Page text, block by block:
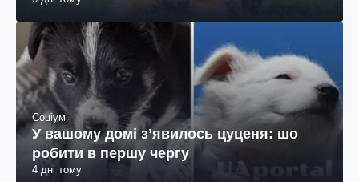
Соціум
У вашому домі зʼявилось цуценя: шо
робити в першу чергу
4 дні тому